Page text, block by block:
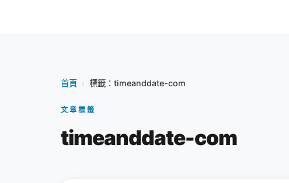
首頁 › 標籤：timeanddate-com
文章標籤
timeanddate-com